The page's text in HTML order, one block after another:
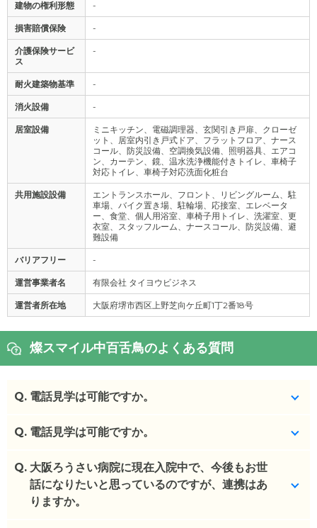
建物の権利形態 -
損害賠償保険 -
介護保険サービ
ス
-
耐火建築物基準 -
消火設備 -
居室設備
ミニキッチン、電磁調理器、玄関引き戸扉、クローゼ
ット、居室内引き戸式ドア、フラットフロア、ナース
コール、防災設備、空調換気設備、照明器具、エアコ
ン、カーテン、鏡、温水洗浄機能付きトイレ、車椅子
対応トイレ、車椅子対応洗面化粧台
共用施設設備
エントランスホール、フロント、リビングルーム、駐
車場、バイク置き場、駐輪場、応接室、エレベータ
ー、食堂、個人用浴室、車椅子用トイレ、洗濯室、更
衣室、スタッフルーム、ナースコール、防災設備、避
難設備
バリアフリー -
運営事業者名 有限会社 タイヨウビジネス
運営者所在地 大阪府堺市西区上野芝向ケ丘町1丁2番18号
燦スマイル中百舌鳥のよくある質問
Q. 電話見学は可能ですか。
はい、可能です。
(回答者: 施設担当者,回答日: 2024/03/09)
Q. 電話見学は可能ですか。
はい、可能です。看取りも可能です。
(回答者: 施設担当者,回答日: 2024/03/05)
Q. 大阪ろうさい病院に現在入院中で、今後もお世
話になりたいと思っているのですが、連携はあ
りますか。